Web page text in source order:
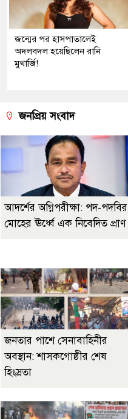
জন্মের পর হাসপাতালেই
অদলবদল হয়েছিলেন রানি
মুখার্জি!
জনপ্রিয় সংবাদ
আদর্শের অগ্নিপরীক্ষা: পদ-পদবির
মোহের ঊর্ধ্বে এক নিবেদিত প্রাণ
জনতার পাশে সেনাবাহিনীর
অবস্থান: শাসকগোষ্ঠীর শেষ
হিংস্রতা